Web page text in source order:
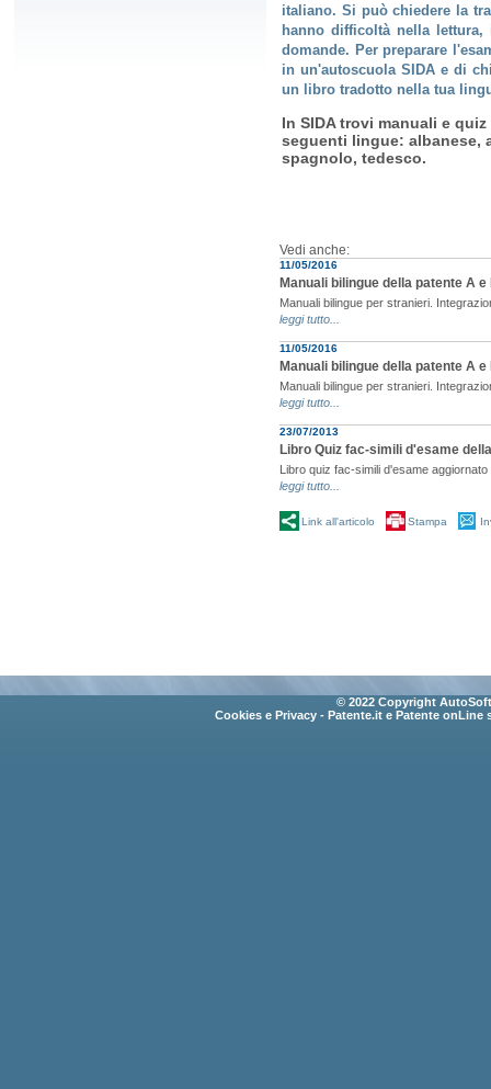
italiano. Si può chiedere la
hanno difficoltà nella
domande. Per preparare
in un'autoscuola SIDA e di
un libro tradotto nella tua
In SIDA trovi manuali e quiz
seguenti lingue: albanese,
spagnolo, tedesco.
Vedi anche:
11/05/2016
Manuali bilingue della patente A e
Manuali bilingue per stranieri.
leggi tutto...
11/05/2016
Manuali bilingue della patente A e
Manuali bilingue per stranieri.
leggi tutto...
23/07/2013
Libro Quiz fac-simili d'esame
Libro quiz fac-simili d'esame
leggi tutto...
Link all'articolo Stampa
© 2022 Copyright
Cookies e Privacy - Patente.it e Patente onLine